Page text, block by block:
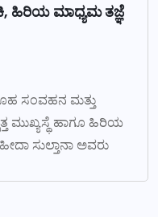
ಹಿರಿಯ ಮಾಧ್ಯಮ ತಜ್ಞೆ
ಸಂವಹನ ಮತ್ತು
ಮುಖ್ಯಸ್ಥೆ ಹಾಗೂ ಹಿರಿಯ
ಸುಲ್ತಾನಾ ಅವರು